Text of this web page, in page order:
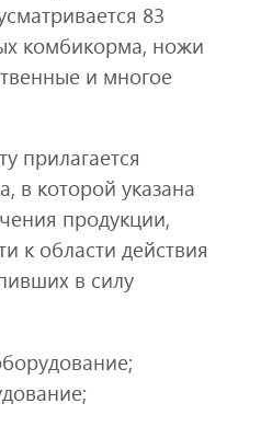
83
комбикорма, ножи
и многое
прилагается
в которой указана
продукции,
к области действия
в силу